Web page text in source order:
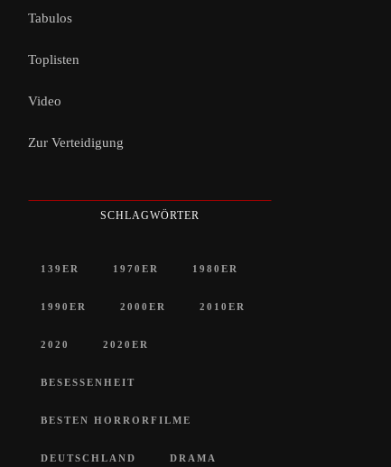
Tabulos
Toplisten
Video
Zur Verteidigung
SCHLAGWÖRTER
139ER 1970ER 1980ER
1990ER 2000ER 2010ER
2020 2020ER
BESESSENHEIT
BESTEN HORRORFILME
DEUTSCHLAND DRAMA